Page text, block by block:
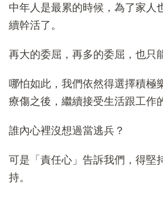
中年人是最累的時候，為了家人
續幹活了。
再大的委屈，再多的委屈，也只
哪怕如此，我們依然得選擇積極
療傷之後，繼續接受生活跟工作
誰內心裡沒想過當逃兵？
可是「責任心」告訴我們，得堅
持。